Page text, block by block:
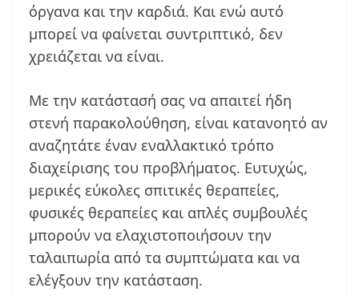
όργανα και την καρδιά. Και ενώ αυτό
μπορεί να φαίνεται συντριπτικό, δεν
χρειάζεται να είναι.
Με την κατάστασή σας να απαιτεί ήδη
στενή παρακολούθηση, είναι κατανοητό αν
αναζητάτε έναν εναλλακτικό τρόπο
διαχείρισης του προβλήματος. Ευτυχώς,
μερικές εύκολες σπιτικές θεραπείες,
φυσικές θεραπείες και απλές συμβουλές
μπορούν να ελαχιστοποιήσουν την
ταλαιπωρία από τα συμπτώματα και να
ελέγξουν την κατάσταση.